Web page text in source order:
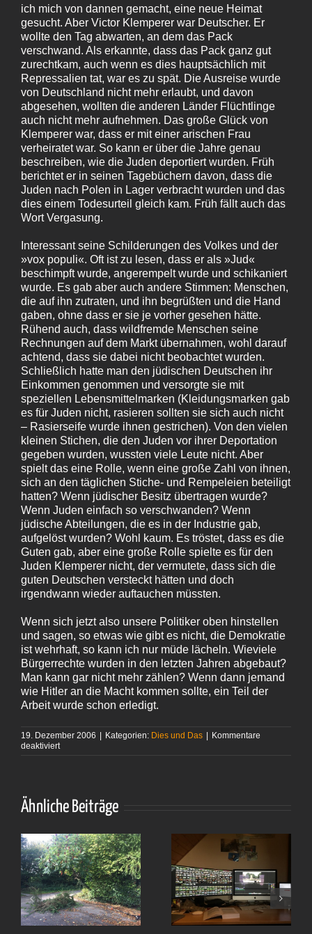
ich mich von dannen gemacht, eine neue Heimat
gesucht. Aber Victor Klemperer war Deutscher. Er
wollte den Tag abwarten, an dem das Pack
verschwand. Als erkannte, dass das Pack ganz gut
zurechtkam, auch wenn es dies hauptsächlich mit
Repressalien tat, war es zu spät. Die Ausreise wurde
von Deutschland nicht mehr erlaubt, und davon
abgesehen, wollten die anderen Länder Flüchtlinge
auch nicht mehr aufnehmen. Das große Glück von
Klemperer war, dass er mit einer arischen Frau
verheiratet war. So kann er über die Jahre genau
beschreiben, wie die Juden deportiert wurden. Früh
berichtet er in seinen Tagebüchern davon, dass die
Juden nach Polen in Lager verbracht wurden und das
dies einem Todesurteil gleich kam. Früh fällt auch das
Wort Vergasung.
Interessant seine Schilderungen des Volkes und der
»vox populi«. Oft ist zu lesen, dass er als »Jud«
beschimpft wurde, angerempelt wurde und schikaniert
wurde. Es gab aber auch andere Stimmen: Menschen,
die auf ihn zutraten, und ihn begrüßten und die Hand
gaben, ohne dass er sie je vorher gesehen hätte.
Rühend auch, dass wildfremde Menschen seine
Rechnungen auf dem Markt übernahmen, wohl darauf
achtend, dass sie dabei nicht beobachtet wurden.
Schließlich hatte man den jüdischen Deutschen ihr
Einkommen genommen und versorgte sie mit
speziellen Lebensmittelmarken (Kleidungsmarken gab
es für Juden nicht, rasieren sollten sie sich auch nicht
– Rasierseife wurde ihnen gestrichen). Von den vielen
kleinen Stichen, die den Juden vor ihrer Deportation
gegeben wurden, wussten viele Leute nicht. Aber
spielt das eine Rolle, wenn eine große Zahl von ihnen,
sich an den täglichen Stiche- und Rempeleien beteiligt
hatten? Wenn jüdischer Besitz übertragen wurde?
Wenn Juden einfach so verschwanden? Wenn
jüdische Abteilungen, die es in der Industrie gab,
aufgelöst wurden? Wohl kaum. Es tröstet, dass es die
Guten gab, aber eine große Rolle spielte es für den
Juden Klemperer nicht, der vermutete, dass sich die
guten Deutschen versteckt hätten und doch
irgendwann wieder auftauchen müssten.
Wenn sich jetzt also unsere Politiker oben hinstellen
und sagen, so etwas wie gibt es nicht, die Demokratie
ist wehrhaft, so kann ich nur müde lächeln. Wieviele
Bürgerrechte wurden in den letzten Jahren abgebaut?
Man kann gar nicht mehr zählen? Wenn dann jemand
wie Hitler an die Macht kommen sollte, ein Teil der
Arbeit wurde schon erledigt.
19. Dezember 2006 | Kategorien: Dies und Das | Kommentare
deaktiviertfür
Zeugnis
zum
letzten«
Ähnliche Beiträge